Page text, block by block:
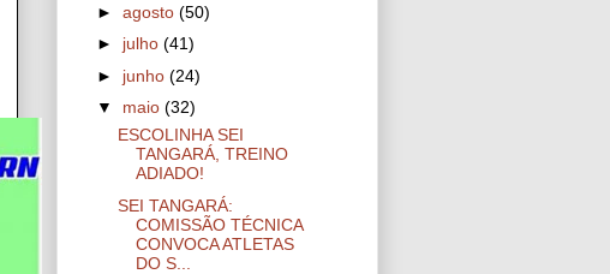
► agosto (50)
► julho (41)
► junho (24)
▼ maio (32)
ESCOLINHA SEI
TANGARÁ, TREINO
ADIADO!
SEI TANGARÁ:
COMISSÃO TÉCNICA
CONVOCA ATLETAS
DO S...